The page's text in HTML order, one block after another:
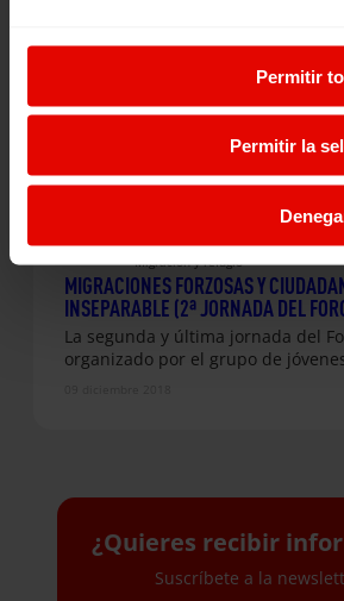
Permitir
Permitir la
Migración y refugio
MIGRACIONES FORZOSAS Y
INSEPARABLE (2ª JORNADA DEL
La segunda y última jornada del
organizado por el grupo de
¿Quieres recibir
Suscríbete a la